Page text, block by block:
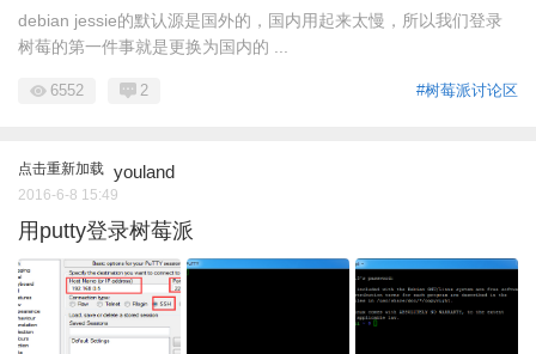
debian jessie的默认源是国外的，国内用起来太慢，所以我们登录
树莓的第一件事就是更换为国内的 ...
#树莓派讨论区
6552 2
点击重新加载 youland
2016-6-8 15:49
用putty登录树莓派